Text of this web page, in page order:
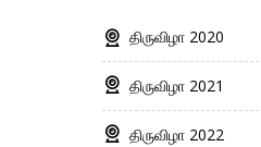
திருவிழா 2020
திருவிழா 2021
திருவிழா 2022